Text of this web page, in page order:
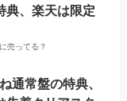
典、楽天は限定
売ってる？
通常盤の特典、